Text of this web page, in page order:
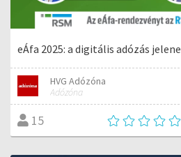
eÁfa 2025: a digitális adózás jelene
HVG Adózóna
Adózóna
15